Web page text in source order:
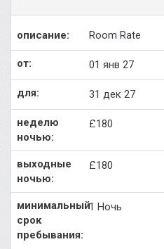
Room Rate
01 янв 27
31 дек 27
£180
£180
1 Ночь